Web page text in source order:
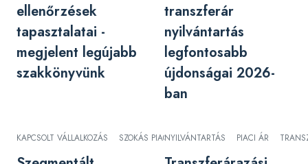
ellenőrzések
tapasztalatai -
megjelent legújabb
szakkönyvünk
transzferár
nyilvántartás
legfontosabb
újdonságai 2026-
ban
KAPCSOLT VÁLLALKOZÁS SZOKÁS PIACI ÁR TRANSZFERÁR
NYILVÁNTARTÁS PIACI ÁR